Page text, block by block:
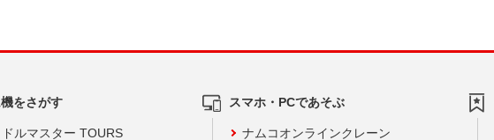
をさがす
ルマスター TOURS
スマホ・PCであそぶ
ナムコオンラインクレーン